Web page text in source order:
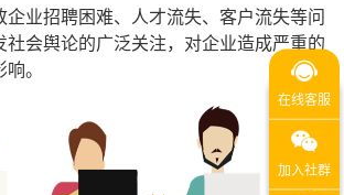
企业招聘困难、人才流失、客户流失等问
社会舆论的广泛关注，对企业造成严重的
。